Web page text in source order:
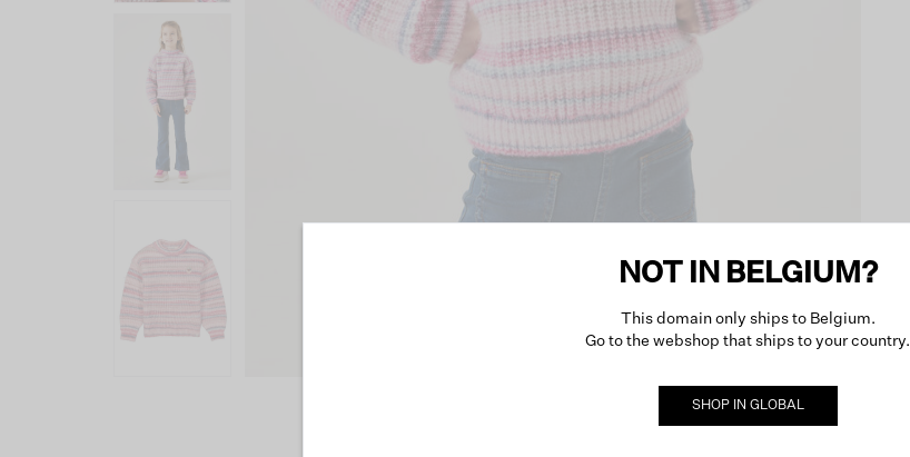
NOT IN BELGIUM?
This domain only ships to Belgium.
Go to the webshop that ships to your country.
SHOP IN GLOBAL